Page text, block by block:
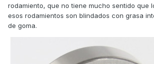
rodamiento, que no tiene mucho sentido que
esos rodamientos son blindados con grasa
de goma.